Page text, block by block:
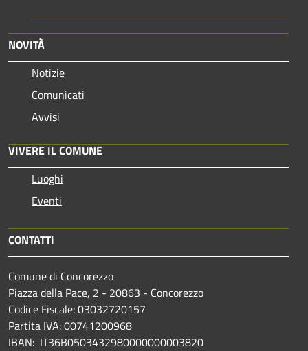
NOVITÀ
Notizie
Comunicati
Avvisi
VIVERE IL COMUNE
Luoghi
Eventi
CONTATTI
Comune di Concorezzo
Piazza della Pace, 2 - 20863 - Concorezzo
Codice Fiscale: 03032720157
Partita IVA: 00741200968
IBAN: IT36B0503432980000000003820